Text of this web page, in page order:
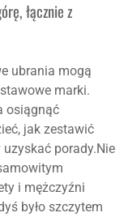
łącznie z
ubrania mogą
marki.
osiągnąć
jak zestawić
uzyskać porady.Nie
i mężczyźni
było szczytem